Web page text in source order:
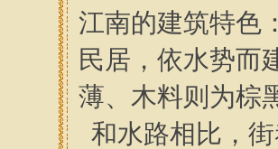
江南的建筑特色
民居，依水势而
薄、木料则为棕
和水路相比，